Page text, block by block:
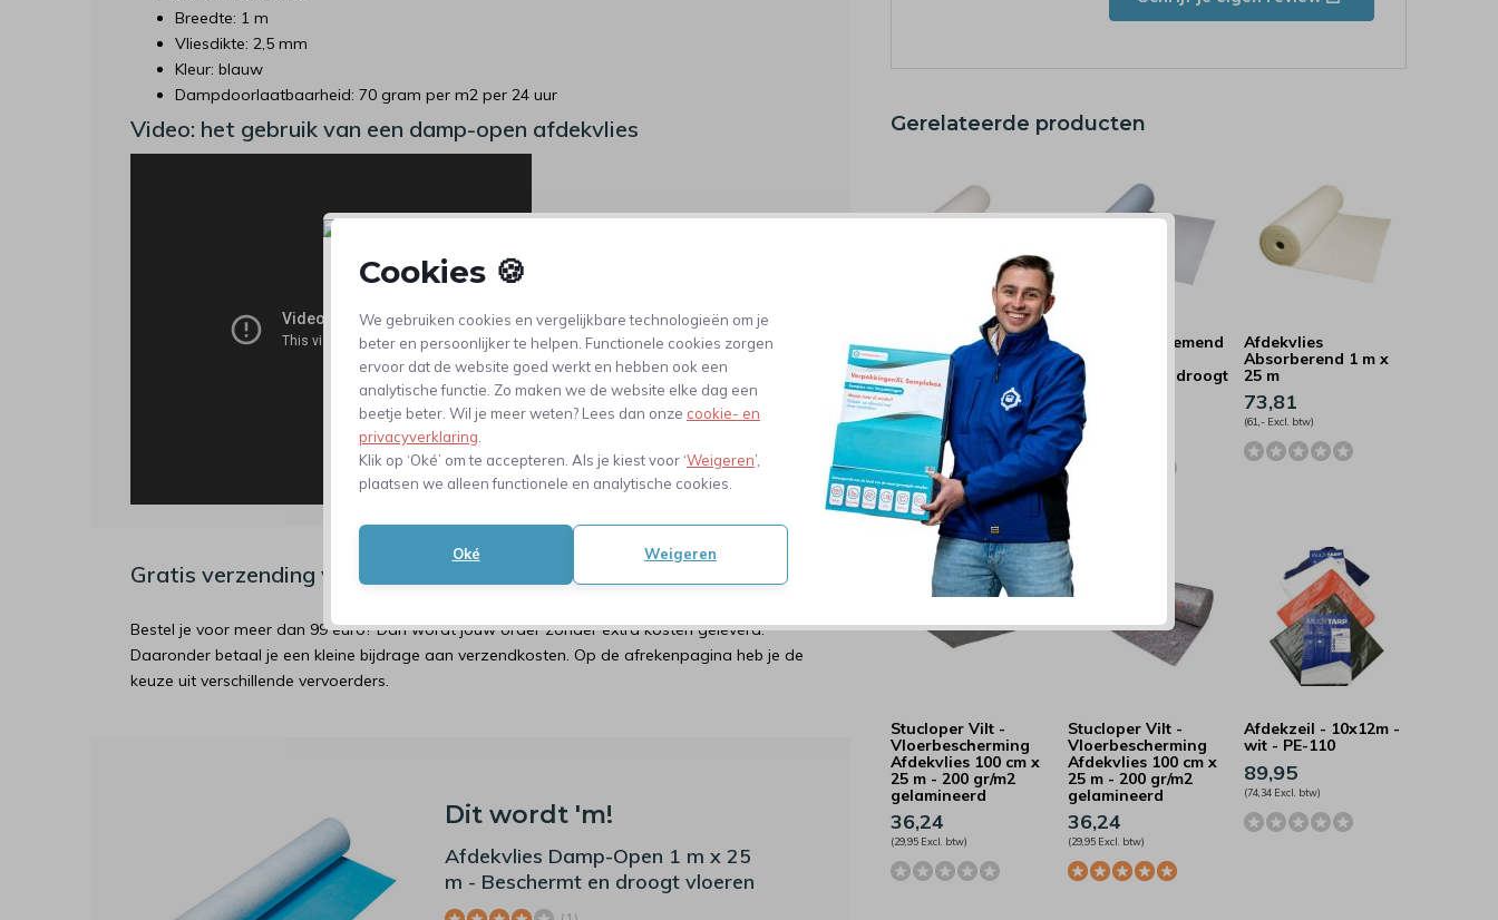
Dit artikel kunnen wij voor je
produceren
Dit artikel ligt niet op voorraad in ons magazijn, maar kunnen wij laten
produceren.
Neem contact met ons op
Cookies 🍪
We gebruiken cookies en vergelijkbare technologieën om je
beter en persoonlijker te helpen. Functionele cookies zorgen
ervoor dat de website goed werkt en hebben ook een
analytische functie. Zo maken we de website elke dag een
beetje beter. Wil je meer weten? Lees dan onze cookie- en
privacyverklaring
Klik op ‘Oké’ om te accepteren. Als je kiest voor ‘Weigeren’,
plaatsen we alleen functionele en analytische cookies.
Oké Weigeren
Breedte: 1 m
Vliesdikte: 2,5 mm
Kleur: blauw
Dampdoorlaatbaarheid: 70 gram per m2 per 24 uur
Video: het gebruik van een damp-open afdekvlies
Gratis verzending vanaf €99 / Verpakkingen bedrukken
Bestel je voor meer dan 99 euro? Dan wordt jouw order zonder extra kosten geleverd.
Daaronder betaal je een kleine bijdrage aan verzendkosten. Op de afrekenpagina heb je de
keuze uit verschillende vervoerders.
Dit wordt 'm!
Afdekvlies Damp-Open 1 m x 25
m - Beschermt en droogt vloeren
Gerelateerde producten
Afdekvlies
Standaard 1 m x 25
m - Zelfklevend en
Vloeistofdicht
Vloerbescherming
48,82
(40,35 Excl. btw)
Afdekvlies Ademend
1 m x 25 m -
Beschermt en droogt
vloeren
71,33
(58,95 Excl. btw)
Afdekvlies
Absorberend 1 m x
25 m
73,81
(61,- Excl. btw)
Stucloper Vilt -
Vloerbescherming
Afdekvlies 100 cm x
25 m - 200 gr/m2
gelamineerd
36,24
(29,95 Excl. btw)
Stucloper Vilt -
Vloerbescherming
Afdekvlies 100 cm x
25 m - 200 gr/m2
gelamineerd
36,24
(29,95 Excl. btw)
Afdekzeil - 10x12m -
wit - PE-110
89,95
(74,34 Excl. btw)